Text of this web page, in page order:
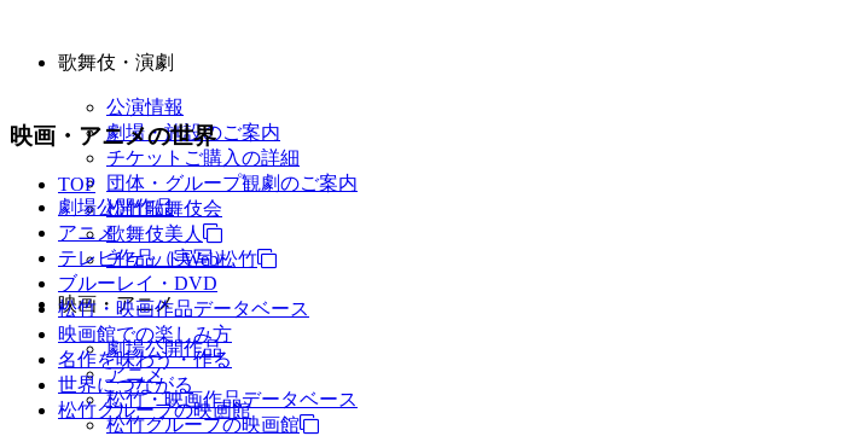
歌舞伎・演劇
公演情報
劇場・施設のご案内
チケットご購入の詳細
団体・グループ観劇のご案内
松竹歌舞伎会
歌舞伎美人
チケットWeb松竹
映画・アニメ
劇場公開作品
アニメ
松竹・映画作品データベース
松竹グループの映画館
映画・アニメの世界
TOP
劇場公開作品
アニメ
テレビ作品（実写）
ブルーレイ・DVD
松竹・映画作品データベース
映画館での楽しみ方
名作を味わう・作る
世界につながる
松竹グループの映画館